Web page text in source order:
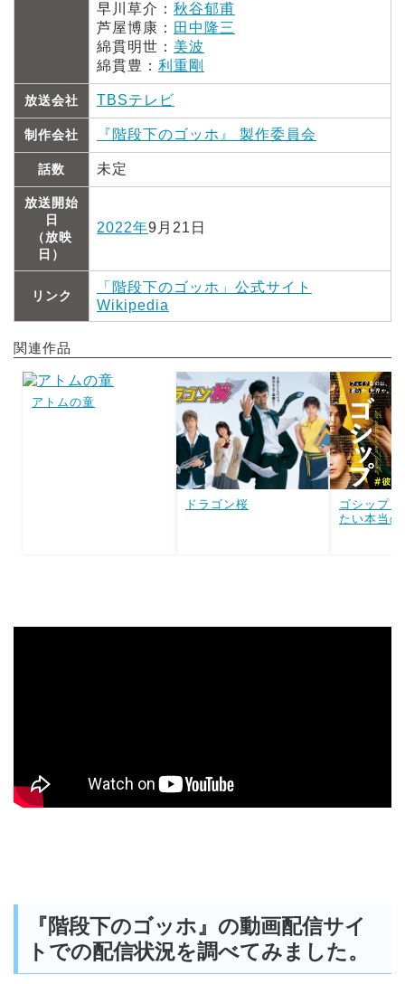
早川草介： 秋谷郁甫
芦屋博康： 田中隆三
綿貫明世： 美波
綿貫豊： 利重剛
放送会社 TBSテレビ
制作会社 『階段下のゴッホ』 製作委員会
話数 未定
放送開始
日
（放映
日）
2022年9月21日
リンク
「階段下のゴッホ」公式サイト
Wikipedia
関連作品
アトムの童
ドラゴン桜
ゴシップ #
たい本当の
『階段下のゴッホ』の動画配信サイ
トでの配信状況を調べてみました。